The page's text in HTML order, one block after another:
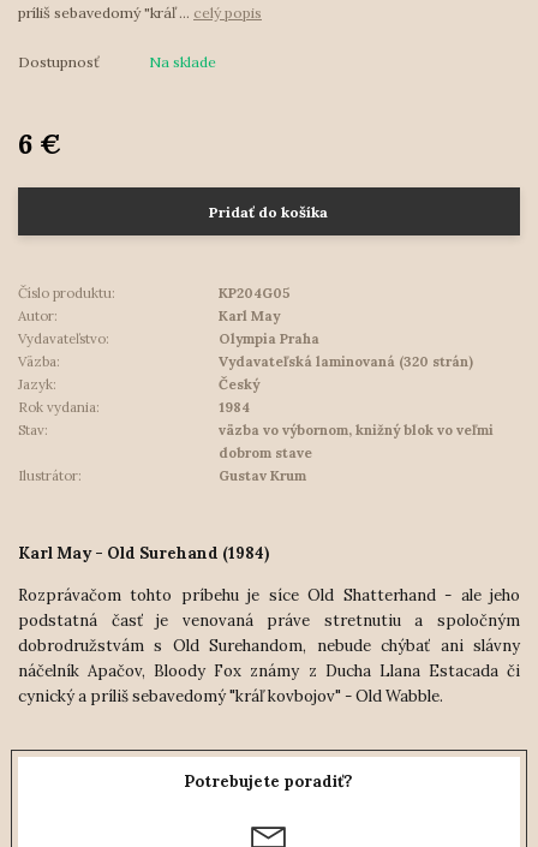
príliš sebavedomý "kráľ ... celý popis
Dostupnosť Na sklade
6 €
Pridať do košíka
Číslo produktu:
KP204G05
Autor:
Karl May
Vydavateľstvo:
Olympia Praha
Väzba:
Vydavateľská laminovaná (320 strán)
Jazyk:
Český
Rok vydania:
1984
Stav:
väzba vo výbornom, knižný blok vo veľmi
dobrom stave
Ilustrátor:
Gustav Krum
Karl May - Old Surehand (1984)
Rozprávačom tohto príbehu je síce Old Shatterhand - ale jeho
podstatná časť je venovaná práve stretnutiu a spoločným
dobrodružstvám s Old Surehandom, nebude chýbať ani slávny
náčelník Apačov, Bloody Fox známy z Ducha Llana Estacada či
cynický a príliš sebavedomý "kráľ kovbojov" - Old Wabble.
Potrebujete poradiť?